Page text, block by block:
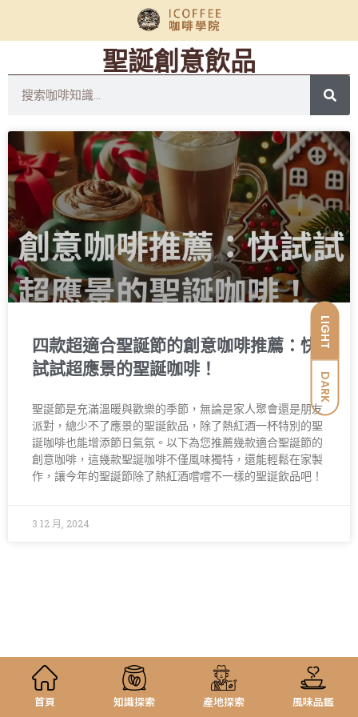
LIGHT
DARK
聖誕創意飲品
四款超適合聖誕節的創意咖啡推薦：快
試試超應景的聖誕咖啡！
聖誕節是充滿溫暖與歡樂的季節，無論是家人聚會還是朋友
派對，總少不了應景的聖誕飲品，除了熱紅酒一杯特別的聖
誕咖啡也能增添節日氣氛。以下為您推薦幾款適合聖誕節的
創意咖啡，這幾款聖誕咖啡不僅風味獨特，還能輕鬆在家製
作，讓今年的聖誕節除了熱紅酒嚐嚐不一樣的聖誕飲品吧！
3 12 月, 2024
首頁 知識探索 產地探索 風味品鑑